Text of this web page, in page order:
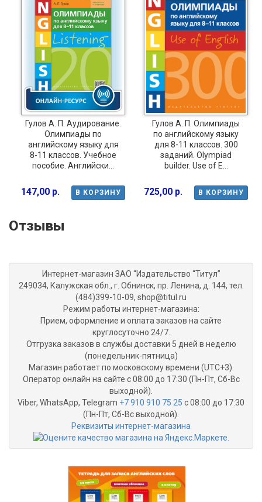
Гулов А. П. Аудирование.
Олимпиады по
английскому языку для
8-11 классов. Учебное
пособие. Английски...
В КОРЗИНУ
147,00 р.
Гулов А. П. Олимпиады
по английскому языку
для 8-11 классов. 300
заданий. Olympiad
builder. Use of E...
В КОРЗИНУ
725,00 р.
Отзывы
Интернет-магазин ЗАО “Издательство “Титул”
249034, Калужская обл., г. Обнинск, пр. Ленина, д. 144, тел.
(484)399-10-09, shop@titul.ru
Режим работы интернет-магазина:
Прием, оформление и оплата заказов на сайте
круглосуточно 24/7.
Отгрузка заказов в службы доставки 5 дней в неделю
(понедельник-пятница)
Магазин работает по московскому времени (UTC+3).
Оператор онлайн на сайте с 08:00 до 17:30 (Пн-Пт, Сб-Вс
выходной).
Viber, WhatsApp, Telegram +7 910 910 75 25 с 08:00 до 17:30
(Пн-Пт, Сб-Вс выходной).
Реквизиты интернет-магазина